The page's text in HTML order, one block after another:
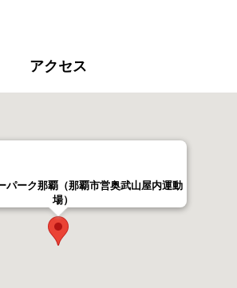
アクセス
パーク那覇（那覇市営奥武山屋内運動
場）